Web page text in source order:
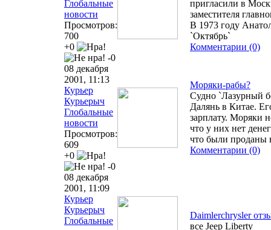
Глобальные
новости
Просмотров:
700
+0
-0
пригласили в
заместителя
В 1973 году
`Октябрь`
Комментарии (0)
08 декабря
2001, 11:13
Курьер
Курьерыч
Глобальные
новости
Просмотров:
609
+0
-0
Моряки-рабы?
Судно `Лазурный
Далянь в Китае.
зарплату. Моряки
что у них нет
что были проданы
Комментарии (0)
08 декабря
2001, 11:09
Курьер
Курьерыч
Глобальные
Daimlerchrysler
все Jeep Liberty